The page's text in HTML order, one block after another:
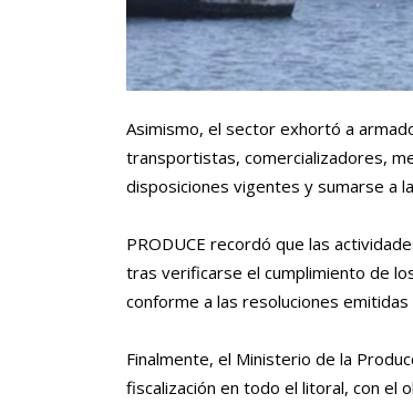
Asimismo, el sector exhortó a
transportistas, comercializadores,
disposiciones vigentes y sumarse a
PRODUCE recordó que las
tras verificarse el cumplimiento de
conforme a las resoluciones
Finalmente, el Ministerio de la
fiscalización en todo el litoral, con el